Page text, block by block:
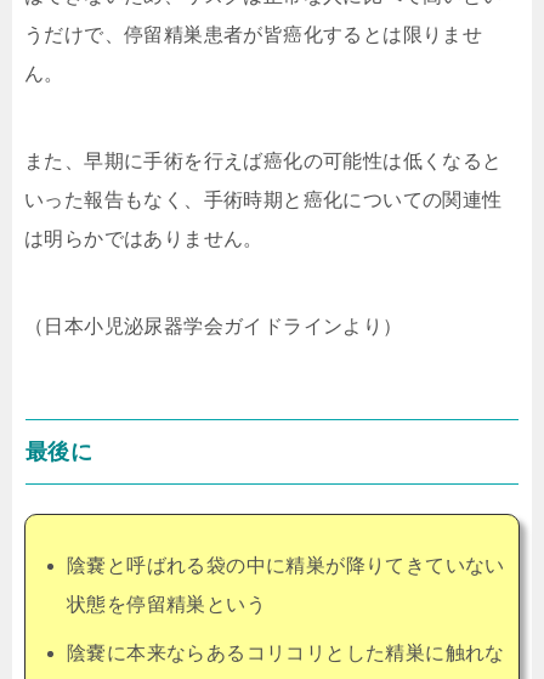
うだけで、停留精巣患者が皆癌化するとは限りませ
ん。
また、早期に手術を行えば癌化の可能性は低くなると
いった報告もなく、手術時期と癌化についての関連性
は明らかではありません。
（日本小児泌尿器学会ガイドラインより）
最後に
陰嚢と呼ばれる袋の中に精巣が降りてきていない
状態を停留精巣という
陰嚢に本来ならあるコリコリとした精巣に触れな